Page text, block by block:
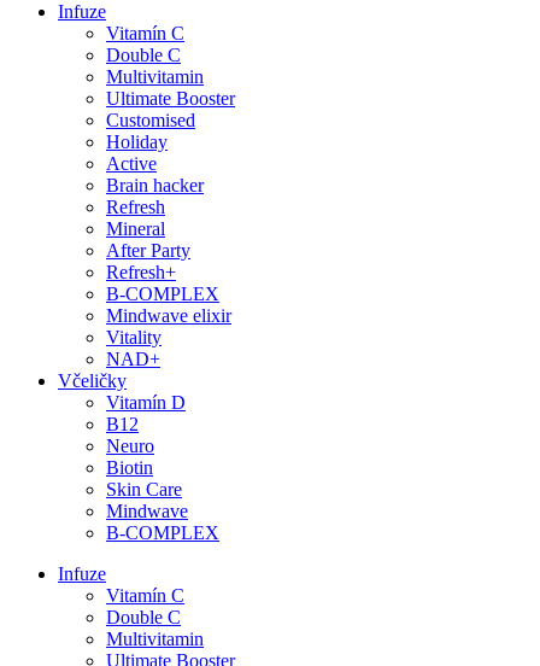
Infuze
Vitamín C
Double C
Multivitamin
Ultimate Booster
Customised
Holiday
Active
Brain hacker
Refresh
Mineral
After Party
Refresh+
B-COMPLEX
Mindwave elixir
Vitality
NAD+
Včeličky
Vitamín D
B12
Neuro
Biotin
Skin Care
Mindwave
B-COMPLEX
Infuze
Vitamín C
Double C
Multivitamin
Ultimate Booster